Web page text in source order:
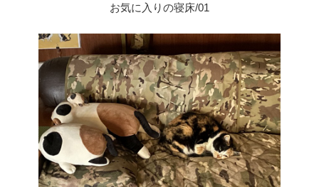
お気に入りの寝床/01